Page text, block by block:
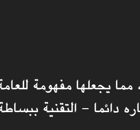
يجعلها مفهومة
دائما - التقنية